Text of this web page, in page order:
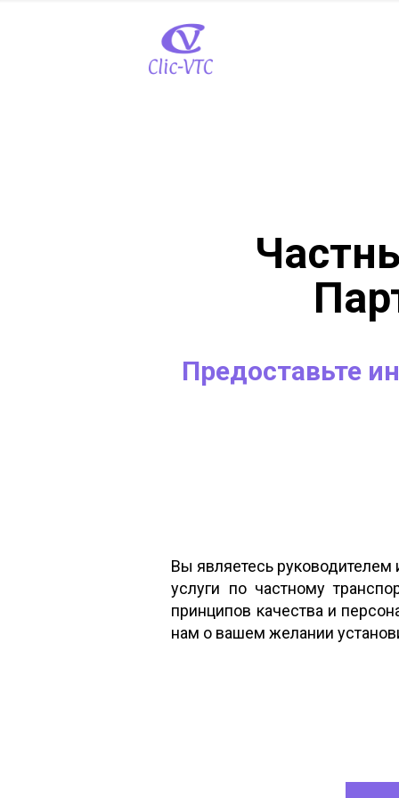
Предоставьте
Вы являетесь руководителем
услуги по частному
принципов качества и
нам о вашем желании